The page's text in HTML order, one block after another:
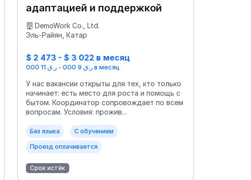
адаптацией и поддержкой
DemoWork Co., Ltd.
Эль-Райян, Катар
$ 2 473 - $ 3 022 в месяц
ر.ق 9 000 - ر.ق 11 000 в месяц
У нас вакансии открыты для тех, кто только
начинает: есть место для роста и помощь с
бытом. Координатор сопровождает по всем
вопросам. Условия: прожив...
Без языка С обучением
Проезд оплачивается
Срок истёк